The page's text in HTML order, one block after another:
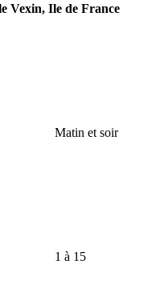
Vexin, Ile de France
Matin et soir
1 à 15